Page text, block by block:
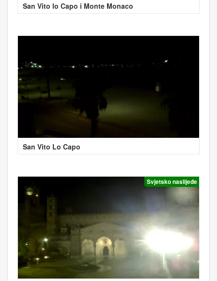
San Vito lo Capo i Monte Monaco
San Vito Lo Capo
Svjetsko naslijeđe